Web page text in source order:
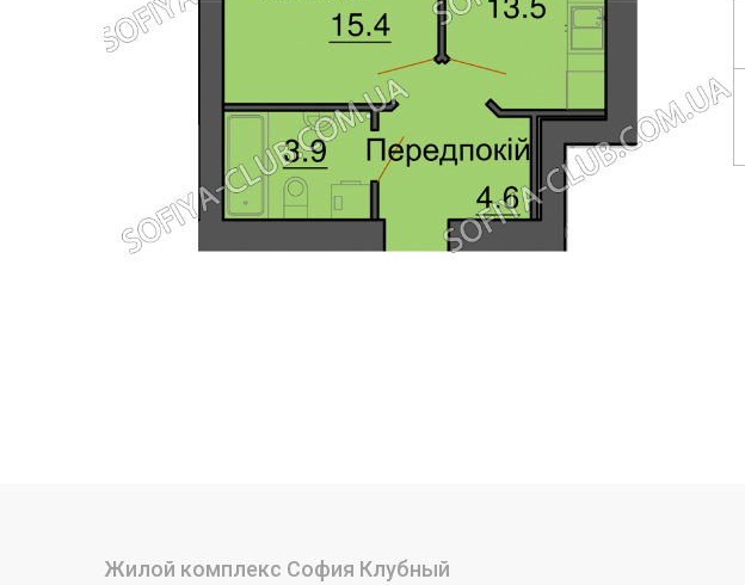
Жилой комплекс София Клубный